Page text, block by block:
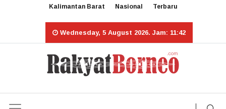
Kalimantan Barat Nasional Terbaru
Wednesday, 5 August 2026. Jam: 11:42